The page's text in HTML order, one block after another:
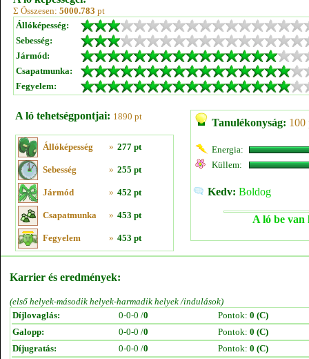
Σ Összesen: 5000.783 pt
Állóképesség:
Sebesség:
Jármód:
Csapatmunka:
Fegyelem:
A ló tehetségpontjai: 1890 pt
Állóképesség » 277 pt
Sebesség » 255 pt
Jármód » 452 pt
Csapatmunka » 453 pt
Fegyelem » 453 pt
Tanulékonyság: 100
Energia:
Küllem:
Kedv: Boldog
A ló be van
Karrier és eredmények:
(első helyek-második helyek-harmadik helyek /indulások)
Díjlovaglás:
0-0-0 /0 Pontok: 0 (C)
Galopp:
0-0-0 /0 Pontok: 0 (C)
Díjugratás:
0-0-0 /0 Pontok: 0 (C)